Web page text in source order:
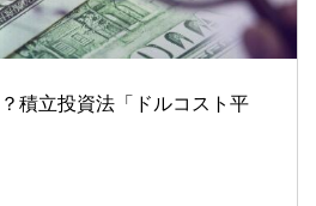
積立投資法「ドルコスト平